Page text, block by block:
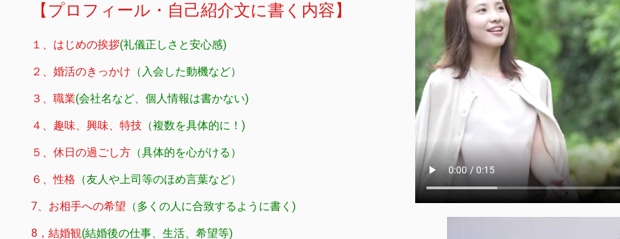
【プロフィール・自己紹介文に書く内容】
１、はじめの挨拶(礼儀正しさと安心感)
２、婚活のきっかけ （入会した動機など）
３、職業(会社名など、個人情報は書かない)
４、趣味、興味、特技 （複数を具体的に！)
５、休日の過ごし方 （具体的を心がける）
６、性格 （友人や上司等のほめ言葉など）
7、お相手への希望 （多くの人に合致するように書く)
8，結婚観(結婚後の仕事、生活、希望等)